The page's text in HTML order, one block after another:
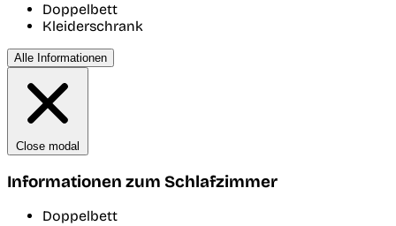
Doppelbett
Kleiderschrank
Alle Informationen
Close modal
Informationen zum Schlafzimmer
Doppelbett